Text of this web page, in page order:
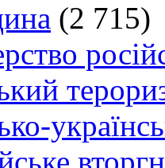
(2 715)